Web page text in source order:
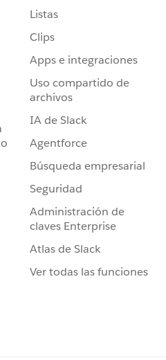
Listas
Clips
Apps e integraciones
Uso compartido de
archivos
IA de Slack
Agentforce
Búsqueda empresarial
Seguridad
Administración de
claves Enterprise
Atlas de Slack
Ver todas las funciones